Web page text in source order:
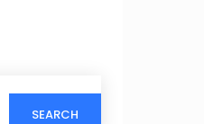
SEARCH